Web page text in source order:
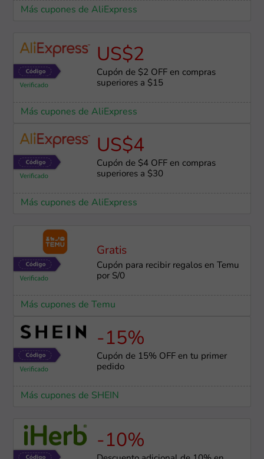
Más cupones de AliExpress
US$2
Cupón de $2 OFF en compras
superiores a $15
Más cupones de AliExpress
US$4
Cupón de $4 OFF en compras
superiores a $30
Más cupones de AliExpress
Gratis
Cupón para recibir regalos en Temu
por S/0
Más cupones de Temu
-15%
Cupón de 15% OFF en tu primer
pedido
Más cupones de SHEIN
-10%